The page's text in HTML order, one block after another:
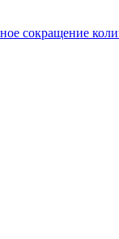
сокращение